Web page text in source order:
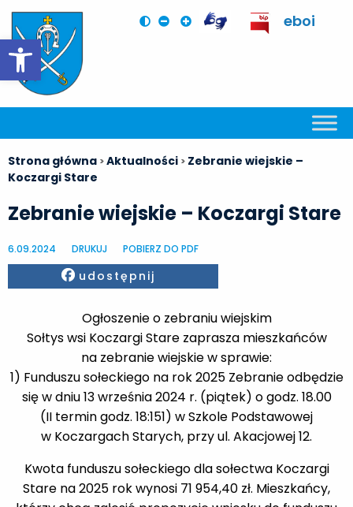
Otwórz pasek narzędzi
eboi
Strona główna >Aktualności > Zebranie wiejskie –
Koczargi Stare
Zebranie wiejskie – Koczargi Stare
6.09.2024 DRUKUJ POBIERZ DO PDF
Facebook
udostępnij
Ogłoszenie o zebraniu wiejskim
Sołtys wsi Koczargi Stare zaprasza mieszkańców
na zebranie wiejskie w sprawie:
1) Funduszu sołeckiego na rok 2025 Zebranie odbędzie
się w dniu 13 września 2024 r. (piątek) o godz. 18.00
(II termin godz. 18:151) w Szkole Podstawowej
w Koczargach Starych, przy ul. Akacjowej 12.
Kwota funduszu sołeckiego dla sołectwa Koczargi
Stare na 2025 rok wynosi 71 954,40 zł. Mieszkańcy,